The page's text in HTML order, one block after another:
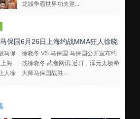
龙城争霸世界功夫巡...
保国6月26日上海约战MMA狂人徐晓
徐晓冬 VS 马保国 马保国公开宣布约
战徐晓冬 武者网讯 近日，浑元太极拳
大师马保国战胜...